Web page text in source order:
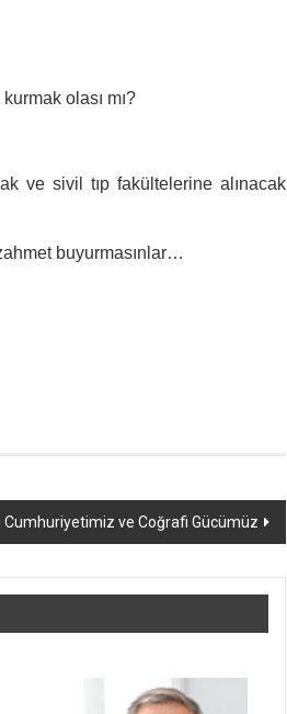
olası mı?
ve sivil tıp fakültelerine alınacak
buyurmasınlar…
Cumhuriyetimiz ve Coğrafi Gücümüz